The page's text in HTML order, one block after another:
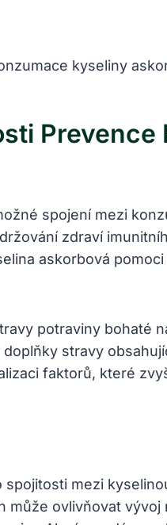
kyseliny
spojení mezi
zdraví
askorbová
potraviny bohaté
stravy
faktorů, které
mezi
může ovlivňovat